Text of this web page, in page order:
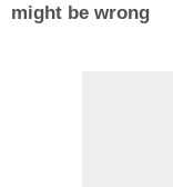
might be wrong